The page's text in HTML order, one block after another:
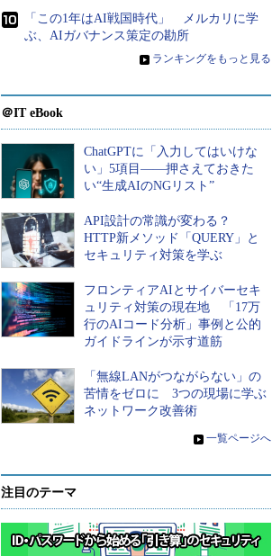
「この1年はAI戦国時代」 メルカリに学
ぶ、AIガバナンス策定の勘所
» ランキングをもっと見る
＠IT eBook
ChatGPTに「入力してはいけな
い」5項目――押さえておきた
い“生成AIのNGリスト”
API設計の常識が変わる？
HTTP新メソッド「QUERY」と
セキュリティ対策を学ぶ
フロンティアAIとサイバーセキ
ュリティ対策の現在地 「17万
行のAIコード分析」事例と公的
ガイドラインが示す道筋
「無線LANがつながらない」の
苦情をゼロに 3つの現場に学ぶ
ネットワーク改善術
» 一覧ページへ
注目のテーマ